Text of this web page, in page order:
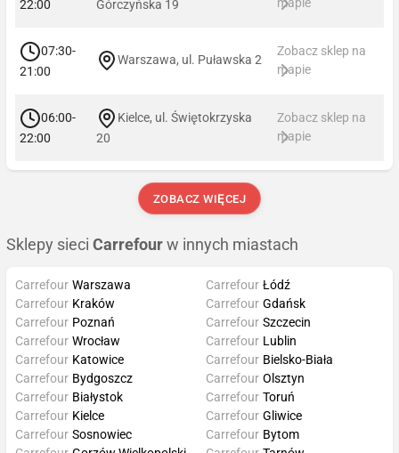
22:00
Górczyńska 19
mapie
07:30-
21:00
Warszawa, ul. Puławska 2
Zobacz sklep na
mapie
06:00-
22:00
Kielce, ul. Świętokrzyska
20
Zobacz sklep na
mapie
ZOBACZ WIĘCEJ
Sklepy sieci Carrefour w innych miastach
Carrefour Warszawa
Carrefour Kraków
Carrefour Poznań
Carrefour Wrocław
Carrefour Łódź
Carrefour Gdańsk
Carrefour Szczecin
Carrefour Lublin
Carrefour Katowice
Carrefour Bydgoszcz
Carrefour Białystok
Carrefour Kielce
Carrefour Bielsko-Biała
Carrefour Olsztyn
Carrefour Toruń
Carrefour Gliwice
Carrefour Sosnowiec
Carrefour Bytom